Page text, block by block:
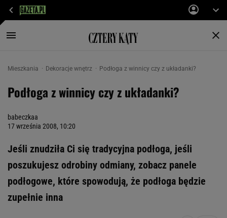
Mieszkania Dekoracje wnętrz Podłoga z winnicy czy z układanki?
Podłoga z winnicy czy z układanki?
babeczkaa
17 września 2008, 10:20
Jeśli znudziła Ci się tradycyjna podłoga, jeśli
poszukujesz odrobiny odmiany, zobacz panele
podłogowe, które spowodują, że podłoga będzie
zupełnie inna